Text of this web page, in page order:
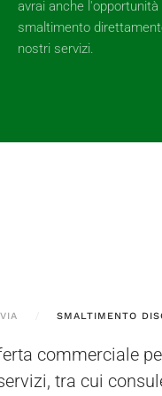
avrai anche
smaltimento
nostri servizi.
SMALTIMENTO
commerciale
tra cui
trova a
ritirati dai